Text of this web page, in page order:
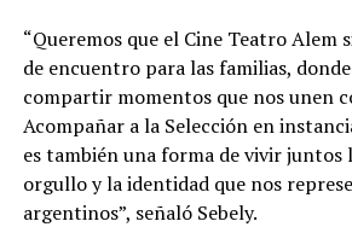
“Queremos que el Cine Teatro Alem
de encuentro para las familias,
compartir momentos que nos unen
Acompañar a la Selección en
es también una forma de vivir juntos
orgullo y la identidad que nos
argentinos”, señaló Sebely.